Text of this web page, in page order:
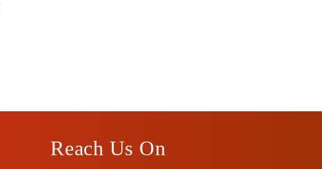
Reach Us On